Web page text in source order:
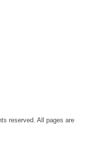
reserved. All pages are